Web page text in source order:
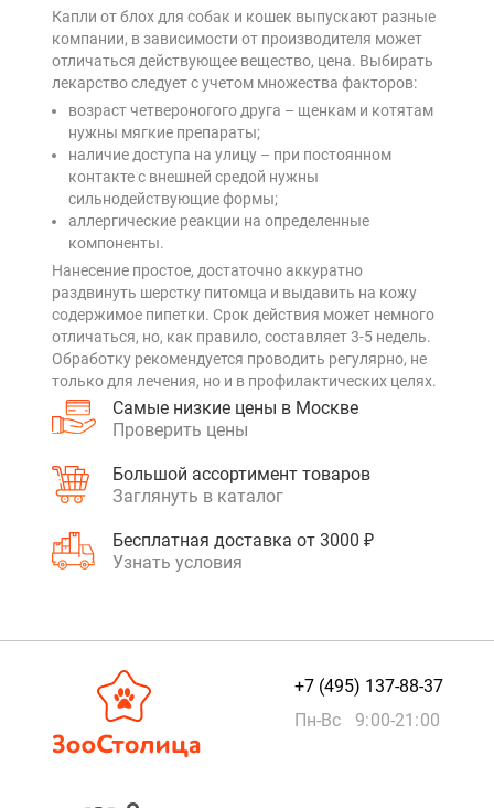
Капли от блох для собак и кошек выпускают разные
компании, в зависимости от производителя может
отличаться действующее вещество, цена. Выбирать
лекарство следует с учетом множества факторов:
возраст четвероногого друга – щенкам и котятам
нужны мягкие препараты;
наличие доступа на улицу – при постоянном
контакте с внешней средой нужны
сильнодействующие формы;
аллергические реакции на определенные
компоненты.
Нанесение простое, достаточно аккуратно
раздвинуть шерстку питомца и выдавить на кожу
содержимое пипетки. Срок действия может немного
отличаться, но, как правило, составляет 3-5 недель.
Обработку рекомендуется проводить регулярно, не
только для лечения, но и в профилактических целях.
Самые низкие цены в Москве
Проверить цены
Большой ассортимент товаров
Заглянуть в каталог
Бесплатная доставка от 3000 ₽
Узнать условия
+7 (495) 137-88-37
Пн-Вс 9:00-21:00